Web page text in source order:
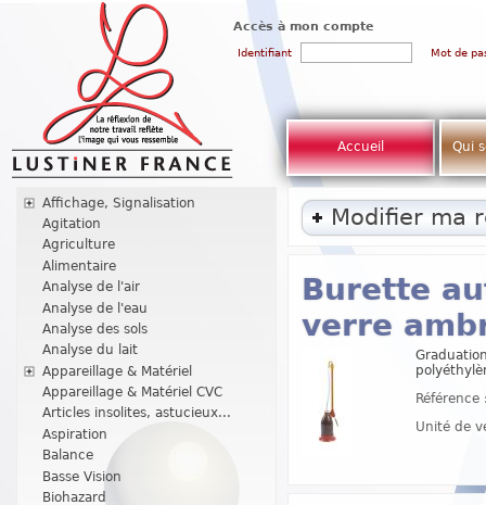
Accès à mon compte
Identifiant Mot de
Accueil Qui
Affichage, Signalisation
Agitation
Agriculture
Alimentaire
Analyse de l'air
Analyse de l'eau
Analyse des sols
Analyse du lait
Appareillage & Matériel
Appareillage & Matériel CVC
Articles insolites, astucieux...
Aspiration
Balance
Basse Vision
Biohazard
Modifier ma
Burette
verre
Unité de